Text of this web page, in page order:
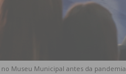
Museu Municipal antes da pandemia